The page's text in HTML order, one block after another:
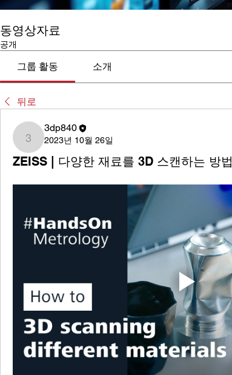
동영상자료
공개
그룹 활동 소개
뒤로
3dp840
3dp840
2023년 10월 26일
ZEISS | 다양한 재료를 3D 스캔하는 방법